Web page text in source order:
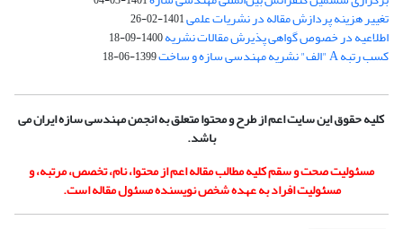
تغییر هزینه پردازش مقاله در نشریات علمی1401-02-26
اطلاعیه در خصوص گواهی پذیرش مقالات نشریه1400-09-18
کسب رتبه A "الف" نشریه مهندسی سازه و ساخت 1399-06-18
کلیه حقوق این سایت اعم از طرح و محتوا متعلق به انجمن مهندسی سازه ایران می
باشد.
مسئولیت صحت و سقم کلیه مطالب مقاله اعم از محتوا، نام، تخصص، مرتبه، و
مسئولیت افراد به عهده شخص نویسنده مسئول مقاله است.